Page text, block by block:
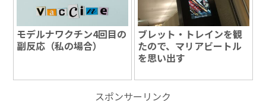
モデルナワクチン4回目の
副反応（私の場合）
ブレット・トレインを観
たので、マリアビートル
を思い出す
スポンサーリンク